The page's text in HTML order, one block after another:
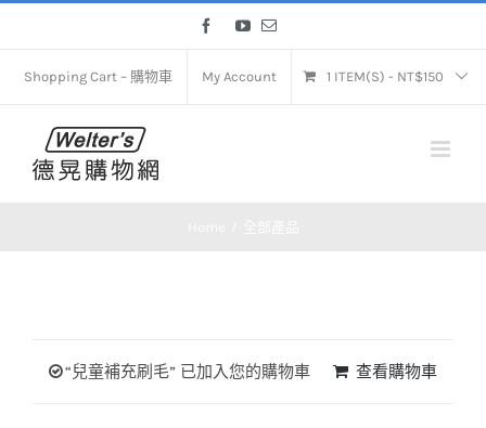
content
FacebookYouTube
Email
Shopping Cart – 購物車 My Account 1 ITEM(S) - NT$150
“兒童補充刷毛” 已加入您的購物車 查看購物車